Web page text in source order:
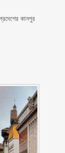
কানপুর